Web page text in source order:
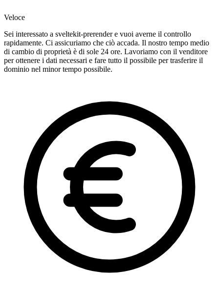
Veloce
Sei interessato a sveltekit-prerender e vuoi averne il controllo
rapidamente. Ci assicuriamo che ciò accada. Il nostro tempo medio
di cambio di proprietà è di sole 24 ore. Lavoriamo con il venditore
per ottenere i dati necessari e fare tutto il possibile per trasferire il
dominio nel minor tempo possibile.